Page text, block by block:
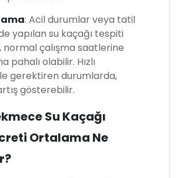
: Acil durumlar veya tatil
yapılan su kaçağı tespiti
normal çalışma saatlerine
pahalı olabilir. Hızlı
gerektiren durumlarda,
gösterebilir.
Su Kaçağı
Ortalama Ne